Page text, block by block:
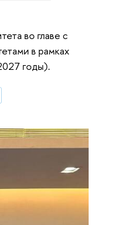
во главе с
в рамках
годы).